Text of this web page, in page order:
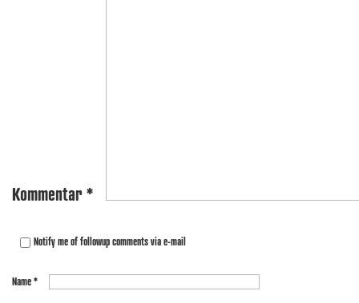
Kommentar *
Notify me of followup comments via e-mail
Name*